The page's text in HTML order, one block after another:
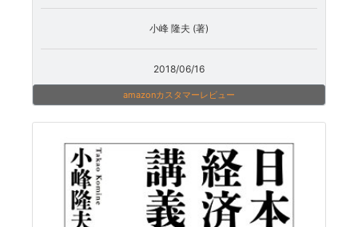
小峰 隆夫 (著)
2018/06/16
amazonカスタマーレビュー